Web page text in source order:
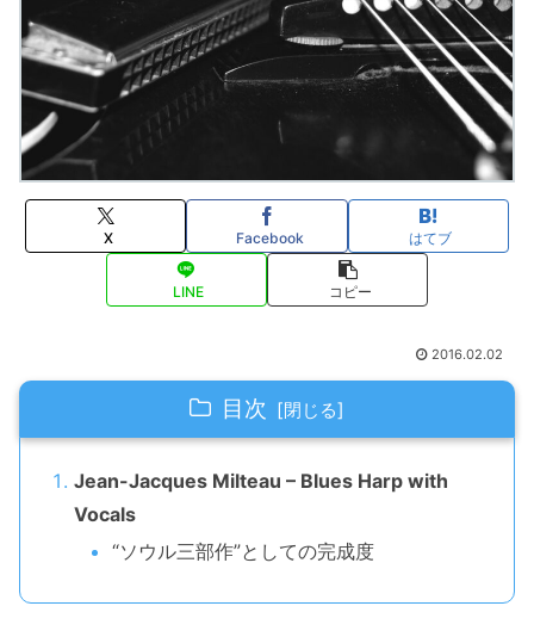
X Facebook はてブ
LINE コピー
2016.02.02
目次
Jean-Jacques Milteau – Blues Harp with
Vocals
“ソウル三部作”としての完成度